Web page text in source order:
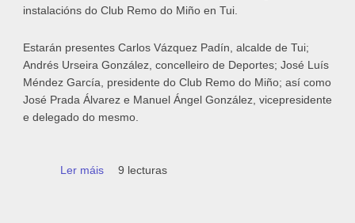
instalacións do Club Remo do Miño en Tui.
Estarán presentes Carlos Vázquez Padín, alcalde de Tui;
Andrés Urseira González, concelleiro de Deportes; José Luís
Méndez García, presidente do Club Remo do Miño; así como
José Prada Álvarez e Manuel Ángel González, vicepresidente
e delegado do mesmo.
Ler máis acerca de Mañá venres preséntase a XIV
9 lecturas